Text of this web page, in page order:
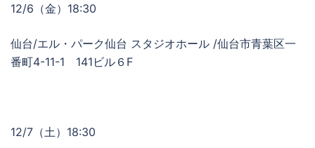
12/6（金）18:30
仙台/エル・パーク仙台 スタジオホール /仙台市青葉区一
番町4-11-1 141ビル６F
12/7（土）18:30